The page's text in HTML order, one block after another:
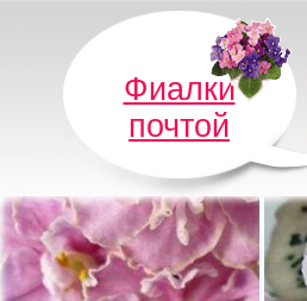
Фиалки
почтой